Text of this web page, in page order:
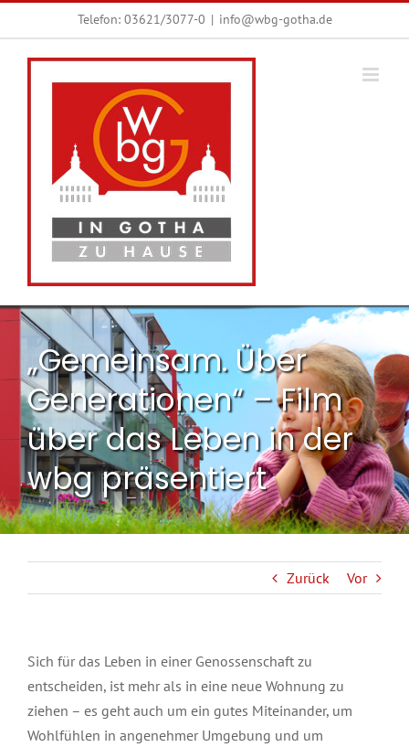
Inhalt
springen
Telefon: 03621/3077-0 | info@wbg-gotha.de
„Gemeinsam. Über
Generationen“ – Film
über das Leben in der
wbg präsentiert
Zurück Vor
Sich für das Leben in einer Genossenschaft zu
entscheiden, ist mehr als in eine neue Wohnung zu
ziehen – es geht auch um ein gutes Miteinander, um
Wohlfühlen in angenehmer Umgebung und um